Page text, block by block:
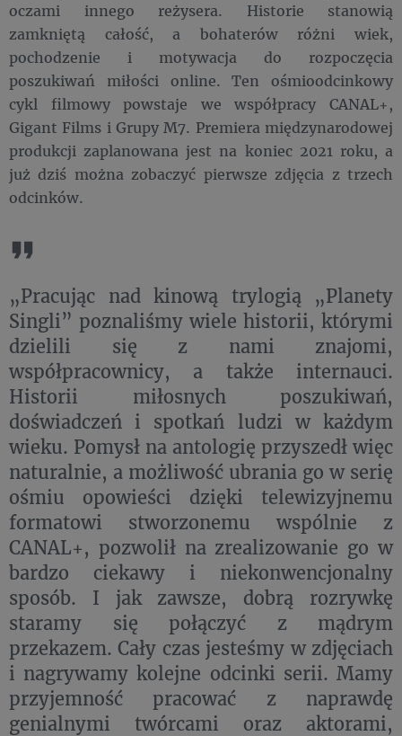
oczami innego reżysera. Historie stanowią
zamkniętą całość, a bohaterów różni wiek,
pochodzenie i motywacja do rozpoczęcia
poszukiwań miłości online. Ten ośmioodcinkowy
cykl filmowy powstaje we współpracy CANAL+,
Gigant Films i Grupy M7. Premiera międzynarodowej
produkcji zaplanowana jest na koniec 2021 roku, a
już dziś można zobaczyć pierwsze zdjęcia z trzech
odcinków.
„Pracując nad kinową trylogią „Planety
Singli” poznaliśmy wiele historii, którymi
dzielili się z nami znajomi,
współpracownicy, a także internauci.
Historii miłosnych poszukiwań,
doświadczeń i spotkań ludzi w każdym
wieku. Pomysł na antologię przyszedł więc
naturalnie, a możliwość ubrania go w serię
ośmiu opowieści dzięki telewizyjnemu
formatowi stworzonemu wspólnie z
CANAL+, pozwolił na zrealizowanie go w
bardzo ciekawy i niekonwencjonalny
sposób. I jak zawsze, dobrą rozrywkę
staramy się połączyć z mądrym
przekazem. Cały czas jesteśmy w zdjęciach
i nagrywamy kolejne odcinki serii. Mamy
przyjemność pracować z naprawdę
genialnymi twórcami oraz aktorami,